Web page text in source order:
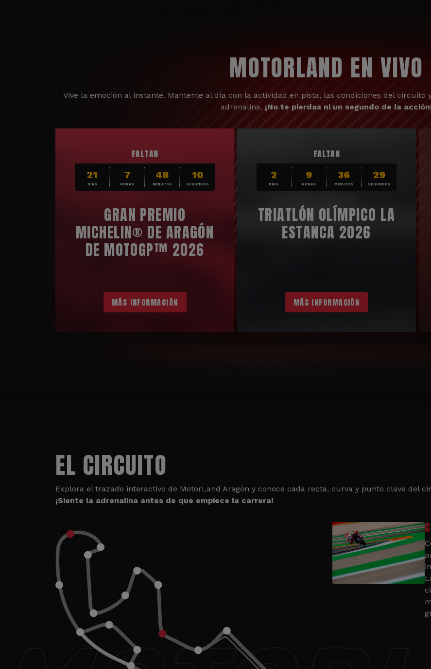
MOTORLAND EN VIVO
Vive la emoción al instante. Mantente al día con la actividad en pista, las condiciones del
adrenalina. ¡No te pierdas ni un segundo de la
FALTAN
21
DÍAS
7
HORAS
48
MINUTOS
8
SEGUNDOS
GRAN PREMIO
MICHELIN® DE ARAGÓN
DE MOTOGP™ 2026
MÁS INFORMACIÓN
FALTAN
2
DÍAS
9
HORAS
36
MINUTOS
27
SEGUNDOS
TRIATLÓN OLÍMPICO LA
ESTANCA 2026
MÁS INFORMACIÓN
EL CIRCUITO
Explora el trazado interactivo de MotorLand Aragón y conoce cada recta, curva y punto clave del
¡Siente la adrenalina antes de que empiece la carrera!